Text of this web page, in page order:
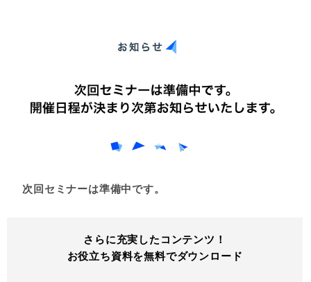
次回セミナーは準備中です。
さらに充実したコンテンツ！
お役立ち資料を無料でダウンロード